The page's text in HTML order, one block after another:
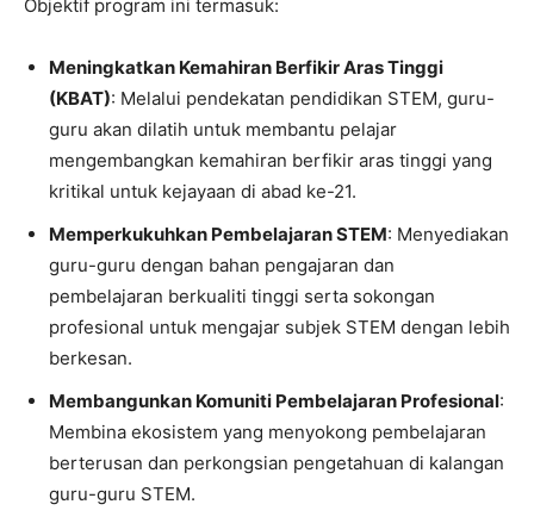
Objektif program ini termasuk:
Meningkatkan Kemahiran Berfikir Aras Tinggi
(KBAT): Melalui pendekatan pendidikan STEM, guru-
guru akan dilatih untuk membantu pelajar
mengembangkan kemahiran berfikir aras tinggi yang
kritikal untuk kejayaan di abad ke-21.
Memperkukuhkan Pembelajaran STEM: Menyediakan
guru-guru dengan bahan pengajaran dan
pembelajaran berkualiti tinggi serta sokongan
profesional untuk mengajar subjek STEM dengan lebih
berkesan.
Membangunkan Komuniti Pembelajaran Profesional:
Membina ekosistem yang menyokong pembelajaran
berterusan dan perkongsian pengetahuan di kalangan
guru-guru STEM.